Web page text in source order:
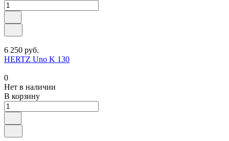
6 250 руб.
HERTZ Uno K 130
0
Нет в наличии
В корзину